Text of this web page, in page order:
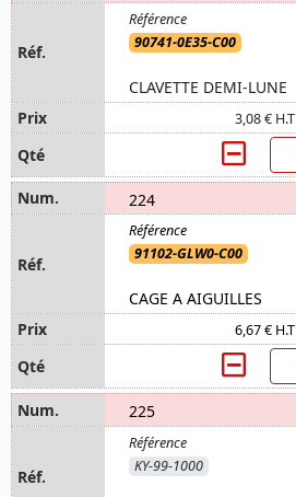
90741-0E35-C00
CLAVETTE DEMI-LUNE
3,08 € H.T
224
91102-GLW0-C00
CAGE A AIGUILLES
6,67 € H.T
225
KY-99-1000